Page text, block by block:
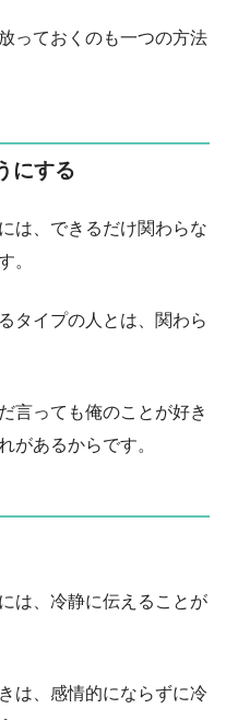
っておくのも一つの方法
にする
は、できるだけ関わらな
。
タイプの人とは、関わら
言っても俺のことが好き
があるからです。
は、冷静に伝えることが
は、感情的にならずに冷